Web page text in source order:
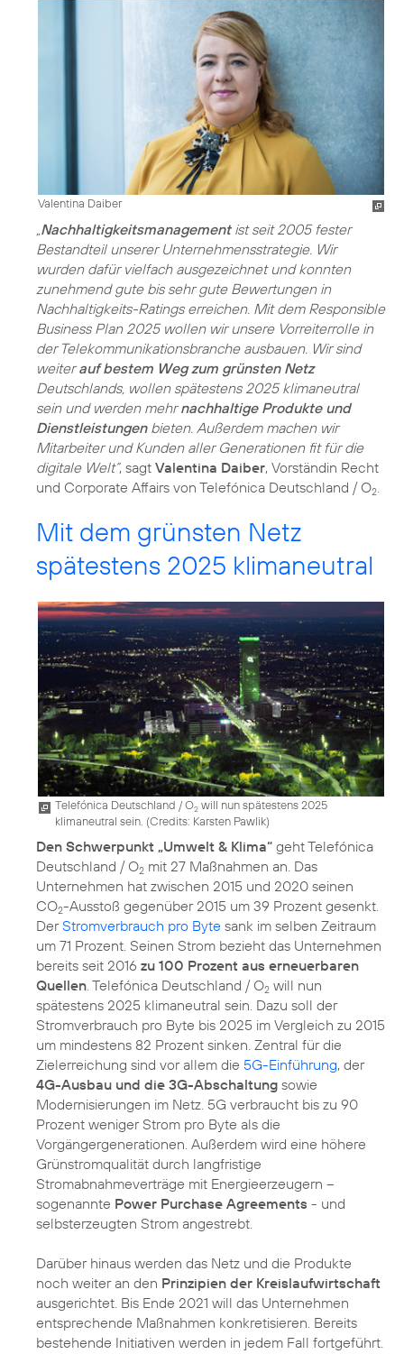
Valentina Daiber
Nachhaltigkeitsmanagementist seit 2005 fester
Bestandteil unserer Unternehmensstrategie. Wir
wurden dafür vielfach ausgezeichnet und konnten
zunehmend gute bis sehr gute Bewertungen in
Nachhaltigkeits-Ratings erreichen. Mit dem Responsible
Business Plan 2025 wollen wir unsere Vorreiterrolle in
der Telekommunikationsbranche ausbauen. Wir sind
weiterauf bestem Weg zum grünsten Netz
Deutschlands, wollen spätestens 2025 klimaneutral
sein und werden mehrnachhaltige Produkte und
Dienstleistungenbieten. Außerdem machen wir
Mitarbeiter und Kunden aller Generationen fit für die
digitale Welt“, sagt Valentina Daiber, Vorständin Recht
und Corporate Affairs von Telefónica Deutschland / O2
Mit dem grünsten Netz
spätestens 2025 klimaneutral
Telefónica Deutschland / O2 will nun spätestens 2025
klimaneutral sein. (Credits: Karsten Pawlik)
Den Schwerpunkt „Umwelt & Klima“ geht Telefónica
Deutschland / O2 mit 27 Maßnahmen an. Das
Unternehmen hat zwischen 2015 und 2020 seinen
CO2-Ausstoß gegenüber 2015 um 39 Prozent gesenkt.
DerStromverbrauch pro Byte sank im selben Zeitraum
um 71 Prozent. Seinen Strom bezieht das Unternehmen
bereits seit 2016 zu 100 Prozent aus erneuerbaren
Quellen. Telefónica Deutschland / O2 will nun
spätestens 2025 klimaneutral sein. Dazu soll der
Stromverbrauch pro Byte bis 2025 im Vergleich zu 2015
um mindestens 82 Prozent sinken. Zentral für die
Zielerreichung sind vor allem die 5G-Einführung, der
4G-Ausbau und die 3G-Abschaltung sowie
Modernisierungen im Netz. 5G verbraucht bis zu 90
Prozent weniger Strom pro Byte als die
Vorgängergenerationen. Außerdem wird eine höhere
Grünstromqualität durch langfristige
Stromabnahmeverträge mit Energieerzeugern –
sogenannte Power Purchase Agreements - und
selbsterzeugten Strom angestrebt.
Darüber hinaus werden das Netz und die Produkte
noch weiter an den Prinzipien der Kreislaufwirtschaft
ausgerichtet. Bis Ende 2021 will das Unternehmen
entsprechende Maßnahmen konkretisieren. Bereits
bestehende Initiativen werden in jedem Fall fortgeführt.